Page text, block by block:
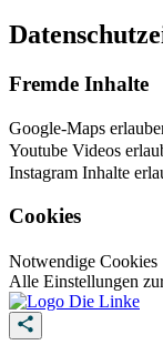
Fremde Inhalte
Google-Maps
Youtube Videos
Instagram Inhalte
Cookies
Notwendige Cookies
Alle Einstellungen